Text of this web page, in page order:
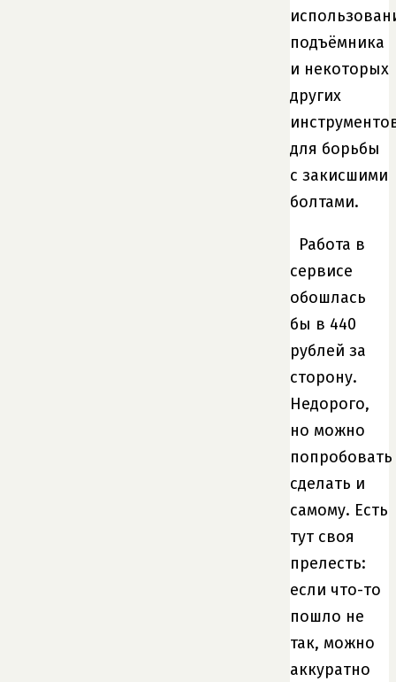
подъёмника
и некоторых
других
для борьбы
с закисшими
болтами.
Работа в
сервисе
обошлась
бы в 440
рублей за
сторону.
Недорого,
но можно
попробовать
сделать и
самому. Есть
тут своя
прелесть:
если что-то
пошло не
так, можно
аккуратно